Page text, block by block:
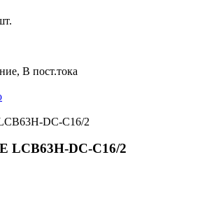
В пост.тока
LCB63H-DC-C16/2